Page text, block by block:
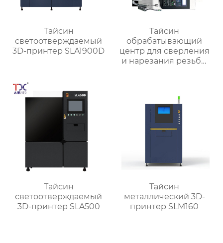
Тайсин
светоотверждаемый
3D-принтер SLA1900D
Тайсин
обрабатывающий
центр для сверления
и нарезания резьбы
Тайсин
светоотверждаемый
3D-принтер SLA500
Тайсин
металлический 3D-
принтер SLM160